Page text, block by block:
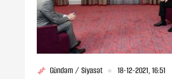
Gündəm / Siyasət 18-12-2021, 16:51